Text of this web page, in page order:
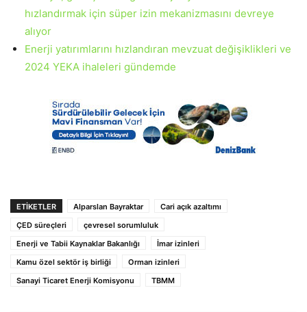
hızlandırmak için süper izin mekanizmasını devreye
alıyor
Enerji yatırımlarını hızlandıran mevzuat değişiklikleri ve
2024 YEKA ihaleleri gündemde
ETIKETLER Alparslan Bayraktar
Cari açık azaltımı
ÇED süreçleri
çevresel sorumluluk
Enerji ve Tabii Kaynaklar Bakanlığı
İmar izinleri
Kamu özel sektör iş birliği
Orman izinleri
Sanayi Ticaret Enerji Komisyonu
TBMM